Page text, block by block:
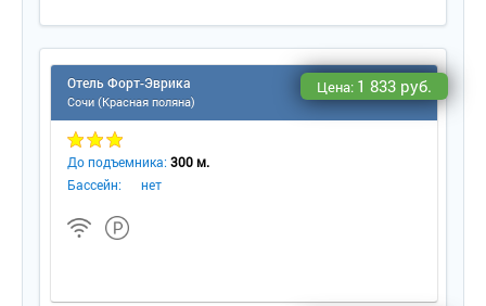
Отель Форт-Эврика
Сочи (Красная поляна)
Цена: 1 833 руб.
До подъемника: 300 м.
Бассейн:
нет